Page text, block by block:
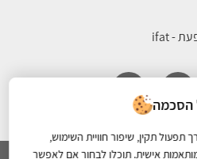
הסכמה
תקין, שיפור חוויית השימוש,
אישית. תוכלו לבחור אם לאפשר